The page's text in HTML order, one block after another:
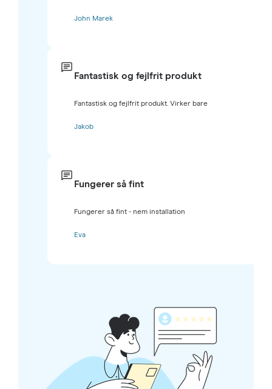
John Marek
Fantastisk og fejlfrit produkt
Fantastisk og fejlfrit produkt. Virker bare
Jakob
Fungerer så fint
Fungerer så fint - nem installation
Eva